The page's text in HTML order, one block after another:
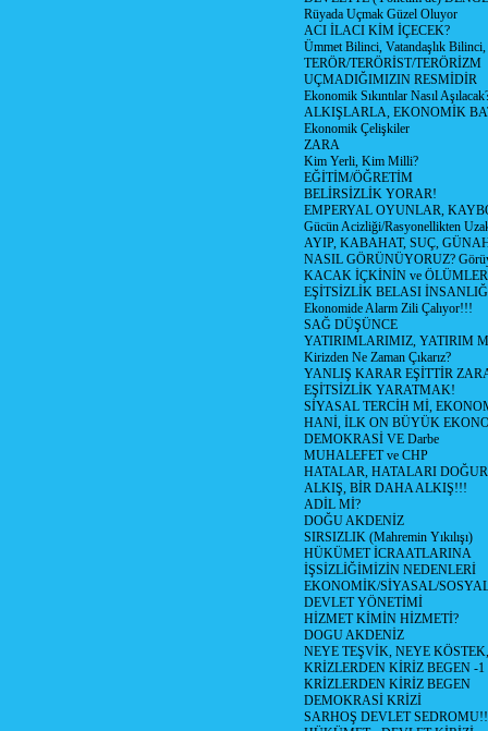
Rüyada Uçmak Güzel Oluyor
ACI İLACI KİM İÇECEK?
Ümmet Bilinci, Vatandaşlık
TERÖR/TERÖRİST/TERÖRİZM
UÇMADIĞIMIZIN RESMİDİR
Ekonomik Sıkıntılar Nasıl
ALKIŞLARLA, EKONOMİK
Ekonomik Çelişkiler
ZARA
Kim Yerli, Kim Milli?
EĞİTİM/ÖĞRETİM
BELİRSİZLİK YORAR!
EMPERYAL OYUNLAR,
Gücün Acizliği/Rasyonellikten
AYIP, KABAHAT, SUÇ,
NASIL GÖRÜNÜYORUZ?
KACAK İÇKİNİN ve
EŞİTSİZLİK BELASI
Ekonomide Alarm Zili Çalıyor!!!
SAĞ DÜŞÜNCE
YATIRIMLARIMIZ, YATIRIM
Kirizden Ne Zaman Çıkarız?
YANLIŞ KARAR EŞİTTİR
EŞİTSİZLİK YARATMAK!
SİYASAL TERCİH Mİ,
HANİ, İLK ON BÜYÜK
DEMOKRASİ VE Darbe
MUHALEFET ve CHP
HATALAR, HATALARI
ALKIŞ, BİR DAHA ALKIŞ!!!
ADİL Mİ?
DOĞU AKDENİZ
SIRSIZLIK (Mahremin Yıkılışı)
HÜKÜMET İCRAATLARINA
İŞSİZLİĞİMİZİN NEDENLERİ
EKONOMİK/SİYASAL/
DEVLET YÖNETİMİ
HİZMET KİMİN HİZMETİ?
DOGU AKDENİZ
NEYE TEŞVİK, NEYE
KRİZLERDEN KİRİZ BEGEN -1
KRİZLERDEN KİRİZ BEGEN
DEMOKRASİ KRİZİ
SARHOŞ DEVLET SEDROMU!!